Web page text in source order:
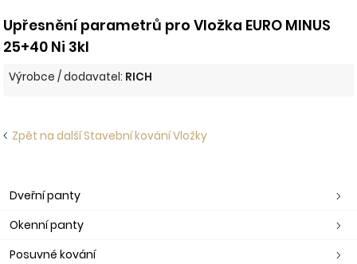
Upřesnění parametrů pro Vložka EURO MINUS
25+40 Ni 3kl
Výrobce / dodavatel: RICH
Zpět na další Stavební kování Vložky
Dveřní panty
Okenní panty
Posuvné kování